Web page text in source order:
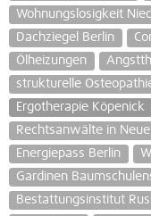
Wohnungslosigkeit
Dachziegel Berlin
Ölheizungen
strukturelle
Ergotherapie Köpenick
Rechtsanwälte in
Energiepass Berlin
Gardinen
Bestattungsinstitut